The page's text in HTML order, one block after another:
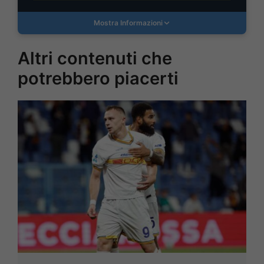
Mostra Informazioni
Altri contenuti che
potrebbero piacerti